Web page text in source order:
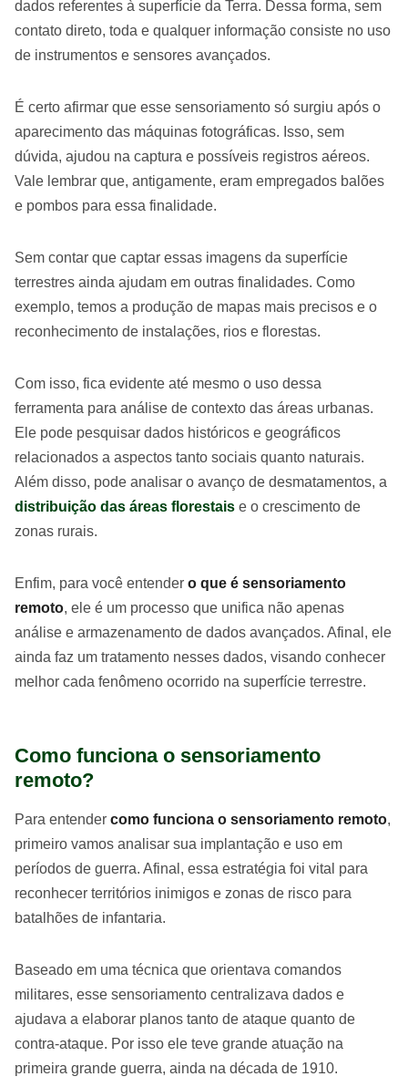
dados referentes à superfície da Terra. Dessa forma, sem
contato direto, toda e qualquer informação consiste no uso
de instrumentos e sensores avançados.
É certo afirmar que esse sensoriamento só surgiu após o
aparecimento das máquinas fotográficas. Isso, sem
dúvida, ajudou na captura e possíveis registros aéreos.
Vale lembrar que, antigamente, eram empregados balões
e pombos para essa finalidade.
Sem contar que captar essas imagens da superfície
terrestres ainda ajudam em outras finalidades. Como
exemplo, temos a produção de mapas mais precisos e o
reconhecimento de instalações, rios e florestas.
Com isso, fica evidente até mesmo o uso dessa
ferramenta para análise de contexto das áreas urbanas.
Ele pode pesquisar dados históricos e geográficos
relacionados a aspectos tanto sociais quanto naturais.
Além disso, pode analisar o avanço de desmatamentos, a
distribuição das áreas florestais e o crescimento de
zonas rurais.
Enfim, para você entender o que é sensoriamento
remoto, ele é um processo que unifica não apenas
análise e armazenamento de dados avançados. Afinal, ele
ainda faz um tratamento nesses dados, visando conhecer
melhor cada fenômeno ocorrido na superfície terrestre.
Como funciona o sensoriamento
remoto?
Para entender como funciona o sensoriamento remoto,
primeiro vamos analisar sua implantação e uso em
períodos de guerra. Afinal, essa estratégia foi vital para
reconhecer territórios inimigos e zonas de risco para
batalhões de infantaria.
Baseado em uma técnica que orientava comandos
militares, esse sensoriamento centralizava dados e
ajudava a elaborar planos tanto de ataque quanto de
contra-ataque. Por isso ele teve grande atuação na
primeira grande guerra, ainda na década de 1910.